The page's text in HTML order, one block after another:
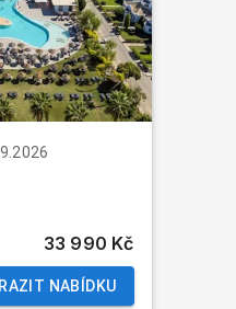
33 990 Kč
NABÍDKU